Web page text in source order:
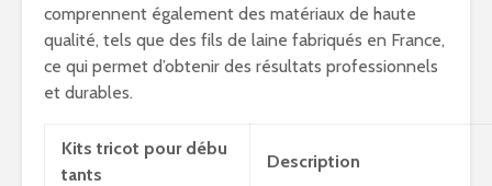
comprennent également des matériaux de haute
qualité, tels que des fils de laine fabriqués en France,
ce qui permet d’obtenir des résultats professionnels
et durables.
Kits tricot pour débu
tants
Description